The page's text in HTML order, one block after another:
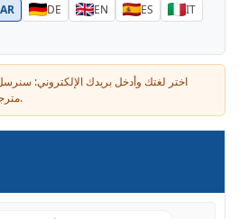
AR DE EN ES
IT
اختر لغتك وأدخل بريدك الإلكتروني: سنرسل